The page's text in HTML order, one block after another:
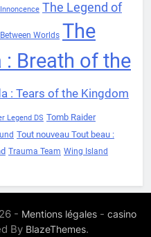
The Legend of
Worlds The
: Breath of the
: Tears of the Kingdom
Legend DS Tomb Raider
Tout nouveau Tout beau :
Trauma Team Wing Island
- Mentions légales- casino
By BlazeThemes.